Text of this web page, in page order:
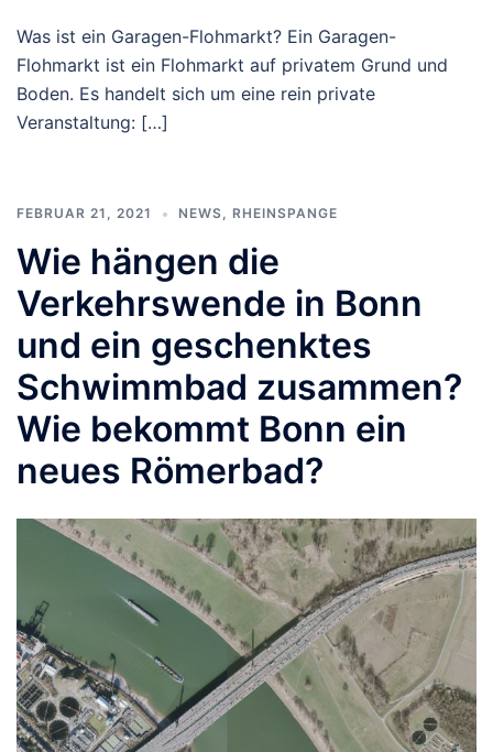
Was ist ein Garagen-Flohmarkt? Ein Garagen-
Flohmarkt ist ein Flohmarkt auf privatem Grund und
Boden. Es handelt sich um eine rein private
Veranstaltung: […]
FEBRUAR 21, 2021 NEWS, RHEINSPANGE
Wie hängen die
Verkehrswende in Bonn
und ein geschenktes
Schwimmbad zusammen?
Wie bekommt Bonn ein
neues Römerbad?